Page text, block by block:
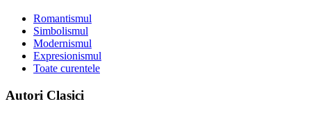
Romantismul
Simbolismul
Modernismul
Expresionismul
Toate curentele
Autori Clasici